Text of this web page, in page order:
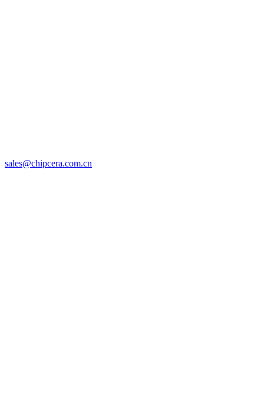
sales@chipcera.com.cn